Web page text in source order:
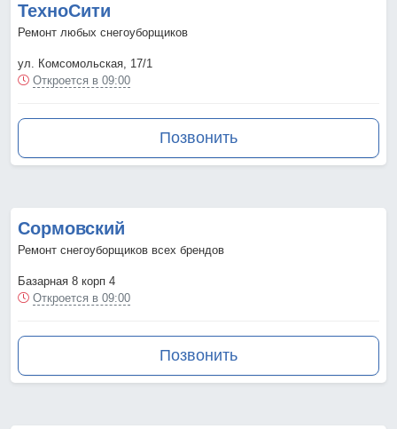
ТехноСити
Ремонт любых снегоуборщиков
ул. Комсомольская, 17/1
Откроется в 09:00
Позвонить
Сормовский
Ремонт снегоуборщиков всех брендов
Базарная 8 корп 4
Откроется в 09:00
Позвонить